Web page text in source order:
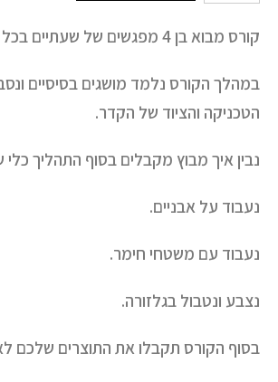
קורס מבוא בן 4 מפגשים של שעתיים בכל פעם.
במהלך הקורס נלמד מושגים בסיסיים
הטכניקה והציוד של הקדר.
נבין איך מבוץ מקבלים בסוף התהליך כלי
נעבוד על אבניים.
נעבוד עם משטחי חימר.
נצבע ונטבול בגלזורה.
בסוף הקורס תקבלו את התוצרים שלכם